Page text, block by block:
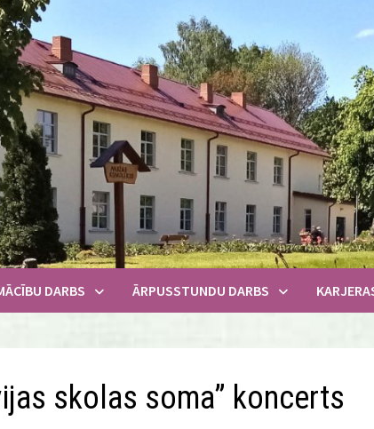
DARBS ĀRPUSSTUNDU DARBS
skolas soma” koncerts